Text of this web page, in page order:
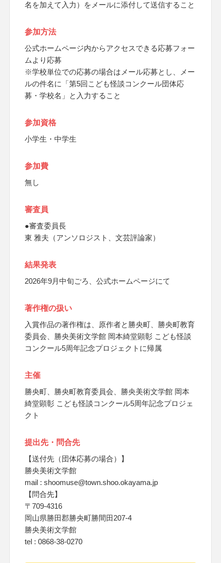
名を加えて入力）をメールに添付して送信すること
参加方法
公式ホームページ内からアクセスできる応募フォー
ムより応募
※学校単位での応募の場合はメール応募とし、メー
ルの件名に「第5回こども怪談コンクール団体応
募・学校名」と入力すること
参加資格
小学生・中学生
参加費
無し
審査員
●審査委員長
東 雅夫（アンソロジスト、文芸評論家）
結果発表
2026年9月中旬ごろ、公式ホームページにて
著作権の扱い
入賞作品の著作権は、原作者と勝央町、勝央町教育
委員会、勝央美術文学館 岡本綺堂顕彰 こども怪談
コンクール5周年記念プロジェクトに帰属
主催
勝央町、勝央町教育委員会、勝央美術文学館 岡本
綺堂顕彰 こども怪談コンクール5周年記念プロジェ
クト
提出先・問合先
【送付先（団体応募の場合）】
勝央美術文学館
mail : shoomuse@town.shoo.okayama.jp
【問合先】
〒709-4316
岡山県勝田郡勝央町勝間田207-4
勝央美術文学館
tel : 0868-38-0270